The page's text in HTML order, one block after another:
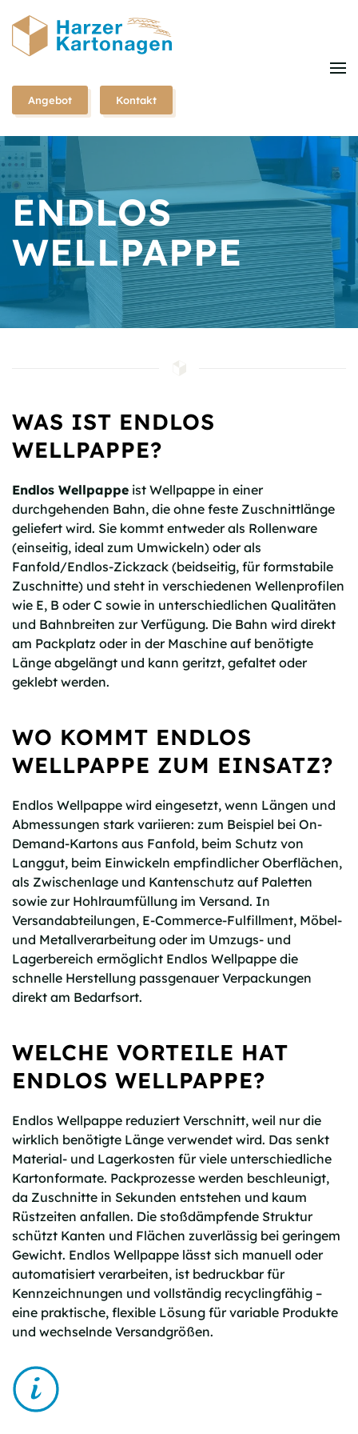
Zum
springen
Angebot Kontakt
ENDLOS
WELLPAPPE
WAS IST ENDLOS
WELLPAPPE?
Endlos Wellpappe ist Wellpappe in einer
durchgehenden Bahn, die ohne feste Zuschnittlänge
geliefert wird. Sie kommt entweder als Rollenware
(einseitig, ideal zum Umwickeln) oder als
Fanfold/Endlos-Zickzack (beidseitig, für formstabile
Zuschnitte) und steht in verschiedenen Wellenprofilen
wie E, B oder C sowie in unterschiedlichen Qualitäten
und Bahnbreiten zur Verfügung. Die Bahn wird direkt
am Packplatz oder in der Maschine auf benötigte
Länge abgelängt und kann geritzt, gefaltet oder
geklebt werden.
WO KOMMT ENDLOS
WELLPAPPE ZUM EINSATZ?
Endlos Wellpappe wird eingesetzt, wenn Längen und
Abmessungen stark variieren: zum Beispiel bei On-
Demand-Kartons aus Fanfold, beim Schutz von
Langgut, beim Einwickeln empfindlicher Oberflächen,
als Zwischenlage und Kantenschutz auf Paletten
sowie zur Hohlraumfüllung im Versand. In
Versandabteilungen, E-Commerce-Fulfillment, Möbel-
und Metallverarbeitung oder im Umzugs- und
Lagerbereich ermöglicht Endlos Wellpappe die
schnelle Herstellung passgenauer Verpackungen
direkt am Bedarfsort.
WELCHE VORTEILE HAT
ENDLOS WELLPAPPE?
Endlos Wellpappe reduziert Verschnitt, weil nur die
wirklich benötigte Länge verwendet wird. Das senkt
Material- und Lagerkosten für viele unterschiedliche
Kartonformate. Packprozesse werden beschleunigt,
da Zuschnitte in Sekunden entstehen und kaum
Rüstzeiten anfallen. Die stoßdämpfende Struktur
schützt Kanten und Flächen zuverlässig bei geringem
Gewicht. Endlos Wellpappe lässt sich manuell oder
automatisiert verarbeiten, ist bedruckbar für
Kennzeichnungen und vollständig recyclingfähig –
eine praktische, flexible Lösung für variable Produkte
und wechselnde Versandgrößen.